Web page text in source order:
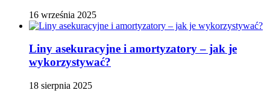
16 września 2025
Liny asekuracyjne i amortyzatory – jak je
wykorzystywać?
18 sierpnia 2025